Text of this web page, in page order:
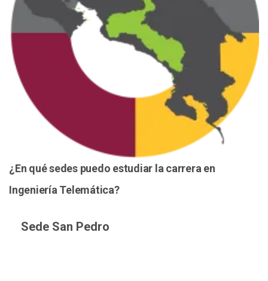
¿En qué sedes puedo estudiar la carrera en
Ingeniería Telemática?
Sede San Pedro